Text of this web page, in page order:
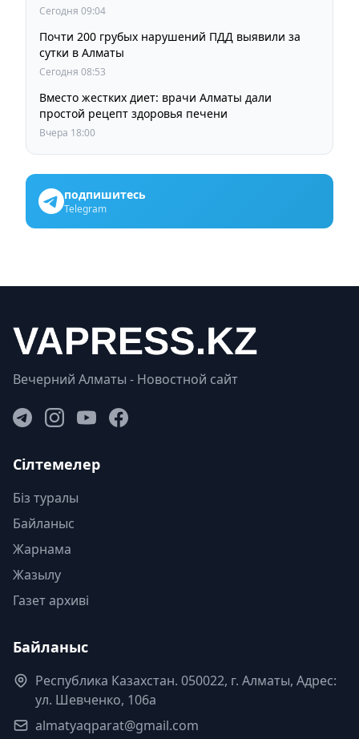
Сегодня 09:04
Почти 200 грубых нарушений ПДД выявили за
сутки в Алматы
Сегодня 08:53
Вместо жестких диет: врачи Алматы дали
Вчера 18:00
подпишитесь
Telegram
Вечерний Алматы - Новостной сайт
Сілтемелер
Біз туралы
Байланыс
Жарнама
Жазылу
Газет архиві
Байланыс
Республика Казахстан. 050022, г. Алматы, Адрес:
ул. Шевченко, 106а
almatyaqparat@gmail.com